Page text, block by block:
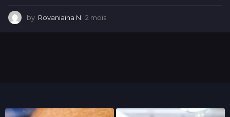
by Rovaniaina N. 2 mois